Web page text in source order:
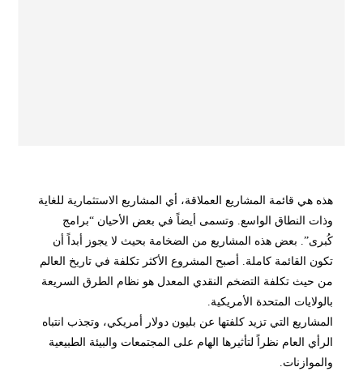
هذه هي قائمة المشاريع العملاقة، أي المشاريع الاستثمارية للغاية
وذات النطاق الواسع. وتسمى أيضاً في بعض الأحيان “برامج
كُبرى”. بعض هذه المشاريع من الضخامة بحيث لا يجوز أبداً أن
تكون القائمة كاملة. أصبح المشروع الأكثر تكلفة في تاريخ العالم
من حيث تكلفة التضخم النقدي المعدل هو نظام الطرق السريعة
بالولايات المتحدة الأمريكية.
المشاريع التي تزيد كلفتها عن بليون دولار أمريكي، وتجذب انتباه
الرأي العام نظراً لتأثيرها الهام على المجتمعات والبيئة الطبيعية
والموازنات.